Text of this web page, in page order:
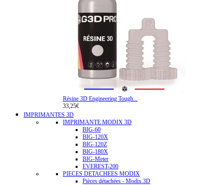
Résine 3D Engineering Tough...
33,25€
IMPRIMANTES 3D
IMPRIMANTE MODIX 3D
BIG-60
BIG-120X
BIG-120Z
BIG-180X
BIG-Meter
EVEREST-200
PIECES DETACHEES MODIX
Pièces détachées - Modix 3D